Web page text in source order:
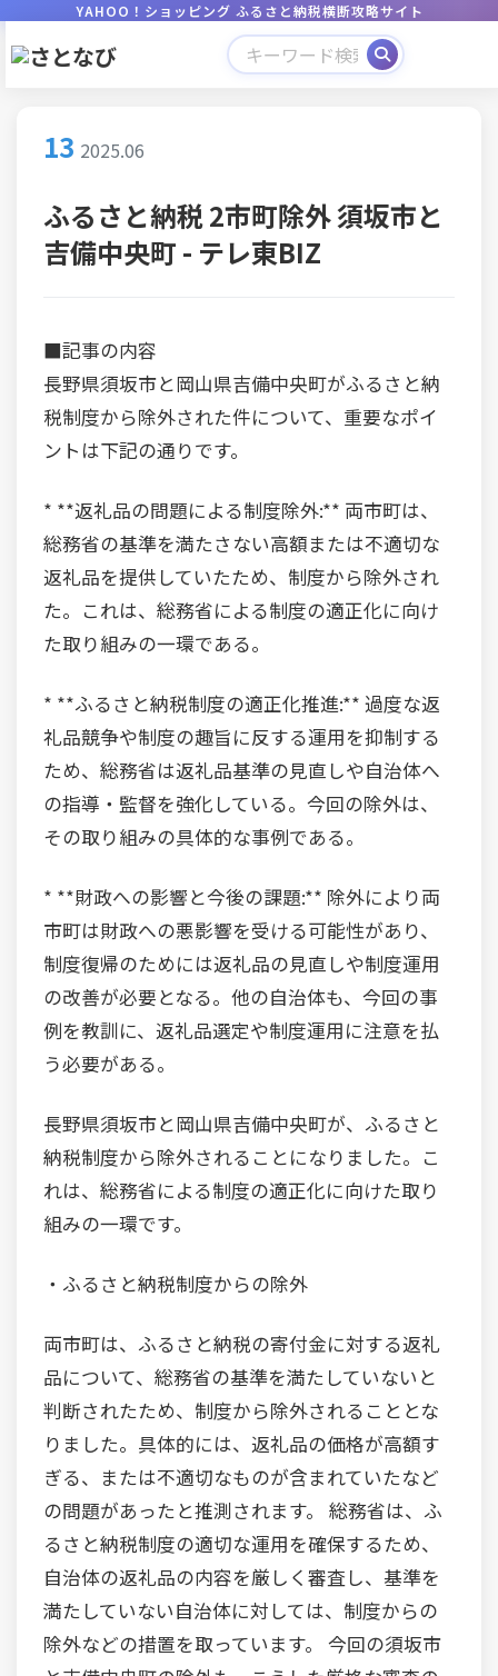
YAHOO！ショッピング ふるさと納税横断攻略サイト
13 2025.06
ふるさと納税 2市町除外 須坂市と
吉備中央町 - テレ東BIZ
■記事の内容
長野県須坂市と岡山県吉備中央町がふるさと納
税制度から除外された件について、重要なポイ
ントは下記の通りです。
* **返礼品の問題による制度除外:** 両市町は、
総務省の基準を満たさない高額または不適切な
返礼品を提供していたため、制度から除外され
た。これは、総務省による制度の適正化に向け
た取り組みの一環である。
* **ふるさと納税制度の適正化推進:** 過度な返
礼品競争や制度の趣旨に反する運用を抑制する
ため、総務省は返礼品基準の見直しや自治体へ
の指導・監督を強化している。今回の除外は、
その取り組みの具体的な事例である。
* **財政への影響と今後の課題:** 除外により両
市町は財政への悪影響を受ける可能性があり、
制度復帰のためには返礼品の見直しや制度運用
の改善が必要となる。他の自治体も、今回の事
例を教訓に、返礼品選定や制度運用に注意を払
う必要がある。
長野県須坂市と岡山県吉備中央町が、ふるさと
納税制度から除外されることになりました。こ
れは、総務省による制度の適正化に向けた取り
組みの一環です。
・ふるさと納税制度からの除外
両市町は、ふるさと納税の寄付金に対する返礼
品について、総務省の基準を満たしていないと
判断されたため、制度から除外されることとな
りました。具体的には、返礼品の価格が高額す
ぎる、または不適切なものが含まれていたなど
の問題があったと推測されます。 総務省は、ふ
るさと納税制度の適切な運用を確保するため、
自治体の返礼品の内容を厳しく審査し、基準を
満たしていない自治体に対しては、制度からの
除外などの措置を取っています。 今回の須坂市